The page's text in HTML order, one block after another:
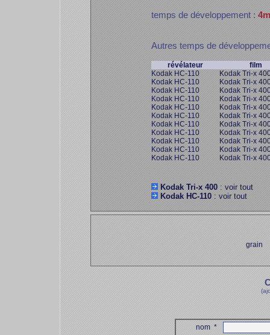
temps de développement :
Autres temps de
révélateur
film
Kodak HC-110
Kodak Tri-x
Kodak HC-110
Kodak Tri-x
Kodak HC-110
Kodak Tri-x
Kodak HC-110
Kodak Tri-x
Kodak HC-110
Kodak Tri-x
Kodak HC-110
Kodak Tri-x
Kodak HC-110
Kodak Tri-x
Kodak HC-110
Kodak Tri-x
Kodak HC-110
Kodak Tri-x
Kodak HC-110
Kodak Tri-x
Kodak HC-110
Kodak Tri-x
Kodak Tri-x 400: voir tout
Kodak HC-110: voir tout
grain
nom*